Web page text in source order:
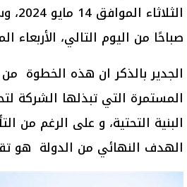
صباحًا من اليوم التالي، الأربعاء الموافق 15 مايو 2024، ممتدة
الجدير بالذكر ان هذه الخطوة
المستمرة التي تبذلها الشركة
البنية التحتية، و على الرغم من
الهدف النهائي من الدولة هو